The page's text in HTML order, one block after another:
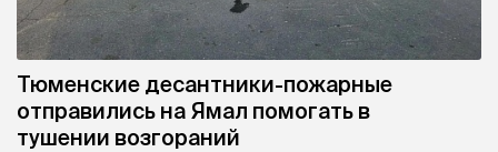
Тюменские десантники-пожарные
отправились на Ямал помогать в
тушении возгораний